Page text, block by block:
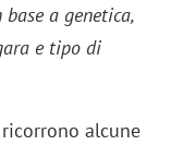
a genetica,
e tipo di
alcune